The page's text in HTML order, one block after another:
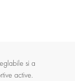
si a
active.